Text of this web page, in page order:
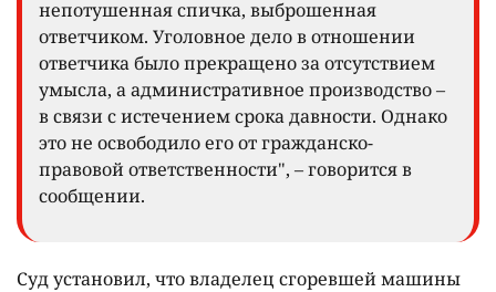
непотушенная спичка, выброшенная
ответчиком. Уголовное дело в отношении
ответчика было прекращено за отсутствием
умысла, а административное производство –
в связи с истечением срока давности. Однако
это не освободило его от гражданско-
правовой ответственности", – говорится в
сообщении.
Суд установил, что владелец сгоревшей машины